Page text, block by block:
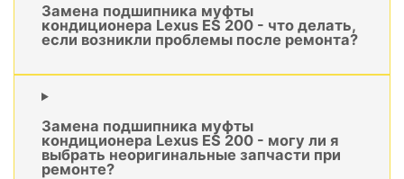
Замена подшипника муфты
кондиционера Lexus ES 200 - что делать,
если возникли проблемы после ремонта?
Замена подшипника муфты
кондиционера Lexus ES 200 - могу ли я
выбрать неоригинальные запчасти при
ремонте?